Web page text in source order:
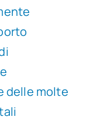
delle molte